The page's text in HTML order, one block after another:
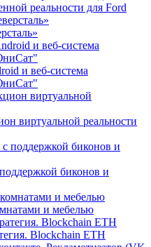
реальности для Ford
и веб-система
виртуальной реальности
биконов и
и мебелью
Blockchain ETH